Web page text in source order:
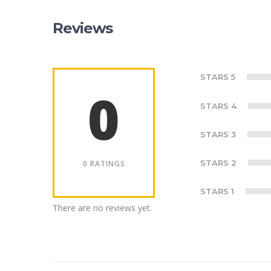
Reviews
0
0 RATINGS
STARS 5
STARS 4
STARS 3
STARS 2
STARS 1
There are no reviews yet.